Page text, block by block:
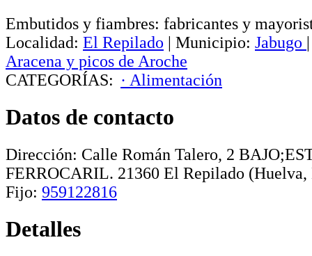
Embutidos y fiambres: fabricantes y
Localidad: El Repilado | Municipio: Jabugo
Aracena y picos de Aroche
CATEGORÍAS: · Alimentación
Datos de contacto
Dirección: Calle Román Talero, 2
FERROCARIL. 21360 El Repilado (Huelva,
Fijo: 959122816
Detalles